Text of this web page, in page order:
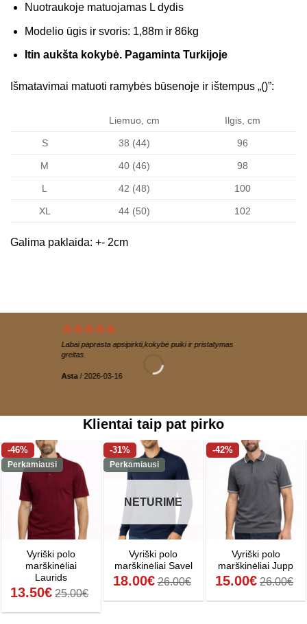
Nuotraukoje matuojamas L dydis
Modelio ūgis ir svoris: 1,88m ir 86kg
Itin aukšta kokybė. Pagaminta Turkijoje
Išmatavimai matuoti ramybės būsenoje ir ištempus „()”:
Liemuo, cm Ilgis, cm
S 38 (44) 96
M 40 (46) 98
L 42 (48) 100
XL 44 (50) 102
Galima paklaida: +- 2cm
Labai paprasta apsipirkti,kokybė puiki ir pristatymas
greitas.
Asta / 2026-03-16
Klientai taip pat pirko
-46%
Perkamiausi
Vyriški polo
marškinėliai
Laurids
13.50€ 25.00€
-31%
Perkamiausi
NETURIME
Vyriški polo
marškinėliai Savel
18.00€ 26.00€
-42%
Vyriški polo
marškinėliai Jupp
15.00€ 26.00€